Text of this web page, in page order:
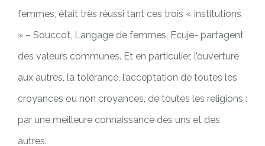
femmes, était très réussi tant ces trois « institutions
» – Souccot, Langage de femmes, Ecuje- partagent
des valeurs communes. Et en particulier, l’ouverture
aux autres, la tolérance, l’acceptation de toutes les
croyances ou non croyances, de toutes les religions :
par une meilleure connaissance des uns et des
autres.